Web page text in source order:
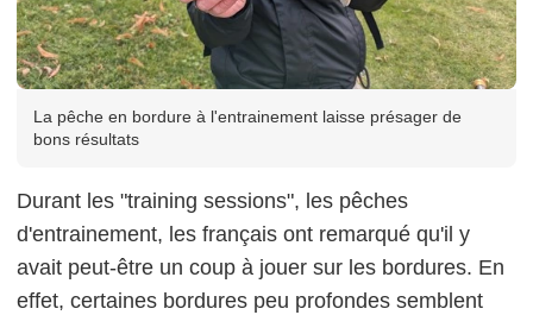
La pêche en bordure à l'entrainement laisse présager de
bons résultats
Durant les "training sessions", les pêches
d'entrainement, les français ont remarqué qu'il y
avait peut-être un coup à jouer sur les bordures. En
effet, certaines bordures peu profondes semblent